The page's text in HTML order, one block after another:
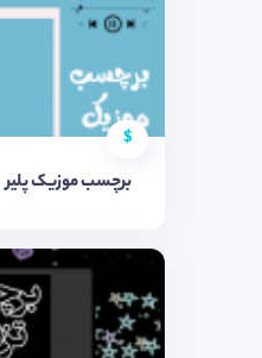
$
برچسب موزیک پلیر